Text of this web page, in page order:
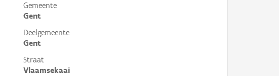
Gemeente
Gent
Deelgemeente
Gent
Straat
Vlaamsekaai